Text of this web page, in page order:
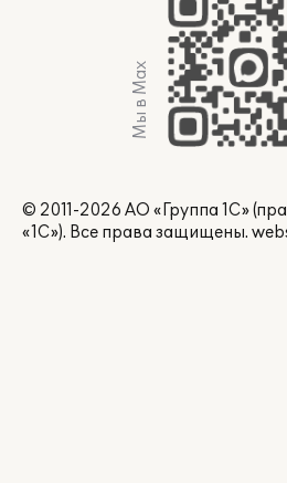
Мы в Max
© 2011-2026 АО «Группа 1С»
«1С»). Все права защищены.